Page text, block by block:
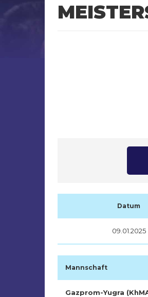
Datum
09.01.2025
Mannschaft
Gazprom-Yugra